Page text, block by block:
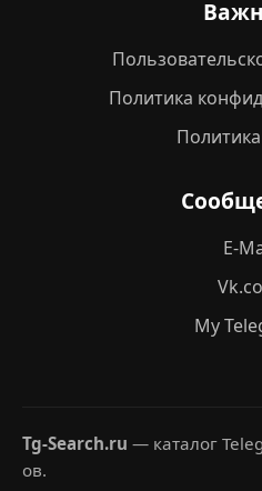
Политика
E-
My
Tg-Search.ru — каталог
ов.